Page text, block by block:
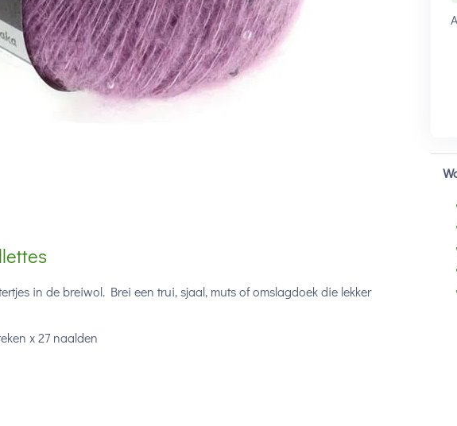
in de breiwol. Brei een trui, sjaal, muts of omslagdoek die lekker
x 27 naalden